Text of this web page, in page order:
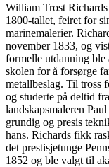
William Trost
1800-tallet, feiret for
marinemalerier.
november 1833, og
formelle utdanning ble
skolen for å forsørge
metallbeslag. Til tross
og studerte på deltid
landskapsmaleren
grundig og presis
hans. Richards fikk
det prestisjetunge
1852 og ble valgt til